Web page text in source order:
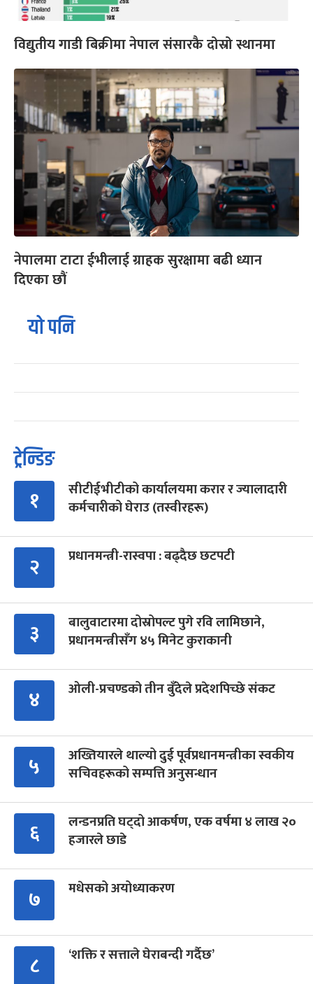
विद्युतीय गाडी बिक्रीमा नेपाल संसारकै दोस्रो स्थानमा
नेपालमा टाटा ईभीलाई ग्राहक सुरक्षामा बढी ध्यान
दिएका छौं
यो पनि
ट्रेन्डिङ
१
सीटीईभीटीको कार्यालयमा करार र ज्यालादारी
कर्मचारीको घेराउ (तस्वीरहरू)
२ प्रधानमन्त्री-रास्वपा : बढ्दैछ छटपटी
३
बालुवाटारमा दोस्रोपल्ट पुगे रवि लामिछाने,
प्रधानमन्त्रीसँग ४५ मिनेट कुराकानी
४ ओली-प्रचण्डको तीन बुँदेले प्रदेशपिच्छे संकट
५
अख्तियारले थाल्यो दुई पूर्वप्रधानमन्त्रीका स्वकीय
सचिवहरूको सम्पत्ति अनुसन्धान
६
लन्डनप्रति घट्दो आकर्षण, एक वर्षमा ४ लाख २०
हजारले छाडे
७ मधेसको अयोध्याकरण
८ ‘शक्ति र सत्ताले घेराबन्दी गर्दैछ’